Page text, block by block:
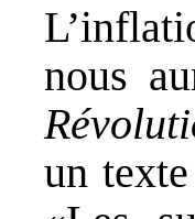
nous
un